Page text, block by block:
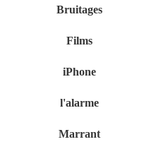
Bruitages
Films
iPhone
l'alarme
Marrant